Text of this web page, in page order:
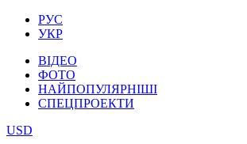
РУС
УКР
ВІДЕО
ФОТО
НАЙПОПУЛЯРНІШІ
СПЕЦПРОЕКТИ
USD